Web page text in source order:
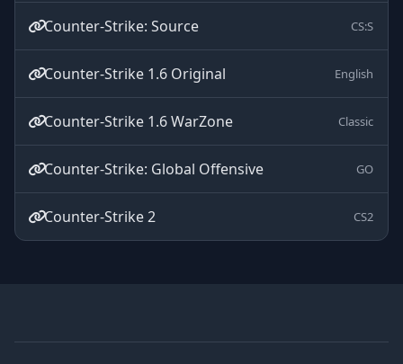
Counter-Strike: Source CS:S
Counter-Strike 1.6 Original English
Counter-Strike 1.6 WarZone Classic
Counter-Strike: Global Offensive GO
Counter-Strike 2 CS2